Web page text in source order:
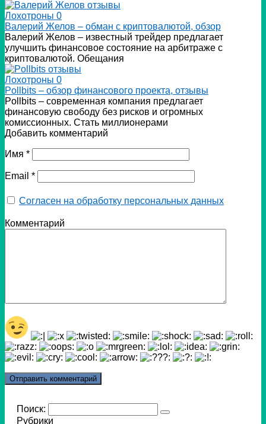
Лохотроны 0
Валерий Желов – обман с криптовалютой, обзор
Валерий Желов – известный трейдер предлагает
улучшить финансовое состояние на арбитраже с
криптовалютой. Обещания
Лохотроны 0
Pollbits – обзор финансового проекта, отзывы
Pollbits – современная компания предлагает
финансовую свободу без рисков и огромных
комиссионных. Стать миллионерами
Добавить комментарий
Имя *
Email *
Согласен на обработку персональных данных
Комментарий
Поиск:
Рубрики